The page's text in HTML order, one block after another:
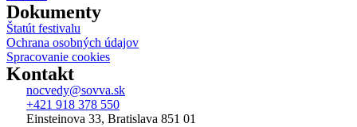
Dokumenty
Štatút festivalu
Ochrana osobných údajov
Spracovanie cookies
Kontakt
nocvedy@sovva.sk
+421 918 378 550
Einsteinova 33, Bratislava 851 01